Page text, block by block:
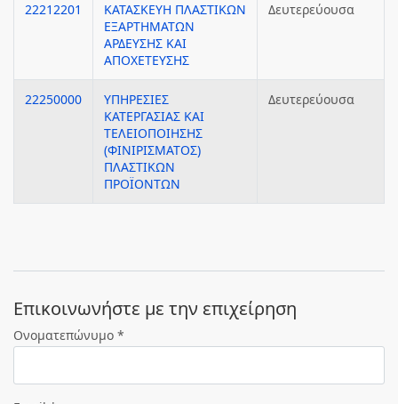
22212201
ΚΑΤΑΣΚΕΥΗ ΠΛΑΣΤΙΚΩΝ
ΕΞΑΡΤΗΜΑΤΩΝ
ΑΡΔΕΥΣΗΣ ΚΑΙ
ΑΠΟΧΕΤΕΥΣΗΣ
Δευτερεύουσα
22250000
ΥΠΗΡΕΣΙΕΣ
ΚΑΤΕΡΓΑΣΙΑΣ ΚΑΙ
ΤΕΛΕΙΟΠΟΙΗΣΗΣ
(ΦΙΝΙΡΙΣΜΑΤΟΣ)
ΠΛΑΣΤΙΚΩΝ
ΠΡΟΪΟΝΤΩΝ
Δευτερεύουσα
Eπικοινωνήστε με την επιχείρηση
Ονοματεπώνυμο *